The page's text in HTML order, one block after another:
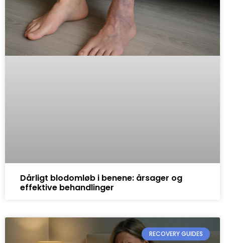
Dårligt blodomløb i benene: årsager og
effektive behandlinger
RECOVERY GUIDES